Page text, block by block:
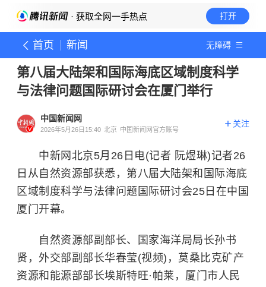
· 获取全网一手热点 打开
首页 新闻 无障碍
第八届大陆架和国际海底区域制度科学
与法律问题国际研讨会在厦门举行
中国新闻网
2026年5月26日15:40 北京 中国新闻网官方账号
关注
中新网北京5月26日电(记者 阮煜琳)记者26
日从自然资源部获悉，第八届大陆架和国际海底
区域制度科学与法律问题国际研讨会25日在中国
厦门开幕。
自然资源部副部长、国家海洋局局长孙书
贤，外交部副部长华春莹(视频)，莫桑比克矿产
资源和能源部部长埃斯特旺·帕莱，厦门市人民